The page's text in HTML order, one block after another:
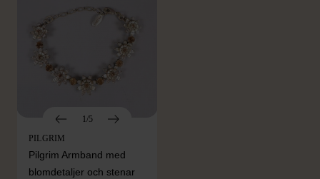
1/5
PILGRIM
Pilgrim Armband med
blomdetaljer och stenar